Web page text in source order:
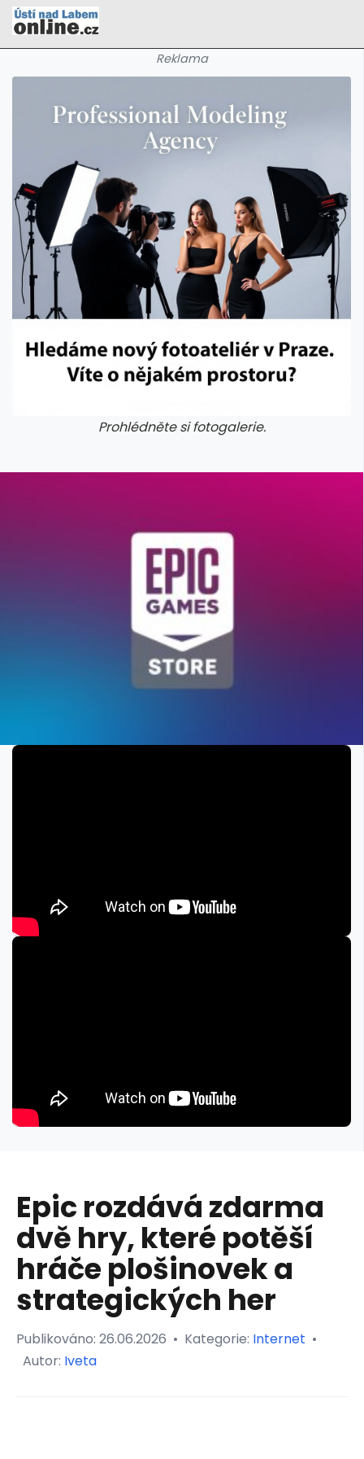
Reklama
Prohlédněte si fotogalerie.
Epic rozdává zdarma
dvě hry, které potěší
hráče plošinovek a
strategických her
Publikováno: 26.06.2026 • Kategorie: Internet •
Autor: Iveta